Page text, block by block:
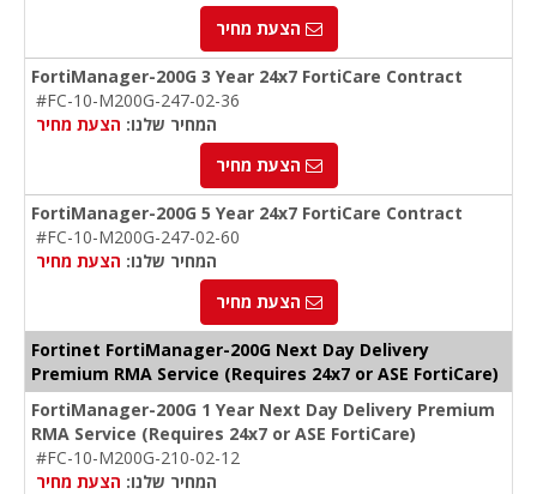
הצעת מחיר
FortiManager-200G 3 Year 24x7 FortiCare Contract
#FC-10-M200G-247-02-36
המחיר שלנו: הצעת מחיר
הצעת מחיר
FortiManager-200G 5 Year 24x7 FortiCare Contract
#FC-10-M200G-247-02-60
המחיר שלנו: הצעת מחיר
הצעת מחיר
Fortinet FortiManager-200G Next Day Delivery
Premium RMA Service (Requires 24x7 or ASE FortiCare)
FortiManager-200G 1 Year Next Day Delivery Premium
RMA Service (Requires 24x7 or ASE FortiCare)
#FC-10-M200G-210-02-12
המחיר שלנו: הצעת מחיר